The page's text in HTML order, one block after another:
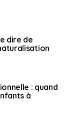
dire de
: quand
à